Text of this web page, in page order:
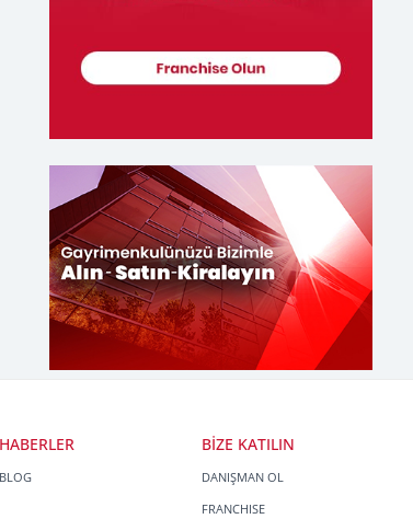
HABERLER
BLOG
BİZE KATILIN
DANIŞMAN OL
FRANCHISE